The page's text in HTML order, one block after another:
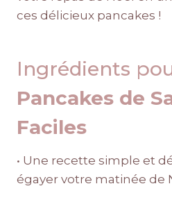
ces délicieux pancakes !
Ingrédients
Pancakes de
Faciles
• Une recette simple et
égayer votre matinée de